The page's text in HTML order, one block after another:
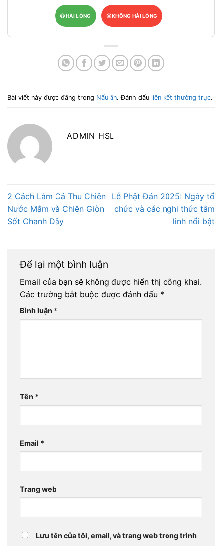
😍HÀI LÒNG 😔KHÔNG HÀI LÒNG
Bài viết này được đăng trong Nấu ăn. Đánh dấu liên kết thường trực.
ADMIN HSL
2 Cách Làm Cá Thu Chiên
Nước Mắm và Chiên Giòn
Sốt Chanh Dây
Lễ Phật Đản 2025: Ngày tổ
chức và các nghi thức tâm
linh nổi bật
Để lại một bình luận
Email của bạn sẽ không được hiển thị công khai.
Các trường bắt buộc được đánh dấu *
Bình luận *
Tên *
Email *
Trang web
Lưu tên của tôi, email, và trang web trong trình